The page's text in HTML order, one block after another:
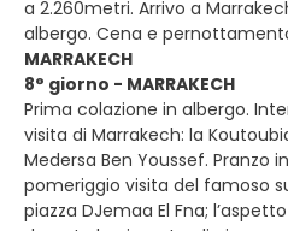
a 2.260metri. Arrivo a
albergo. Cena e
MARRAKECH
8° giorno - MARRAKECH
Prima colazione in albergo.
visita di Marrakech: la
Medersa Ben Youssef. Pranzo
pomeriggio visita del famoso
piazza DJemaa El Fna;